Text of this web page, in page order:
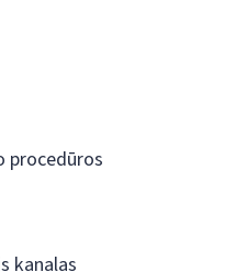
procedūros
kanalas